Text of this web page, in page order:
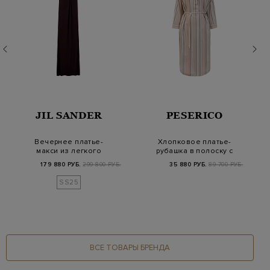
JIL SANDER
Вечернее платье-
макси из легкого
со…
179 880 РУБ. 299 800 РУБ.
SS25
PESERICO
Хлопковое платье-
рубашка в полоску с
35 880 РУБ. 89 700 РУБ.
ВСЕ ТОВАРЫ БРЕНДА